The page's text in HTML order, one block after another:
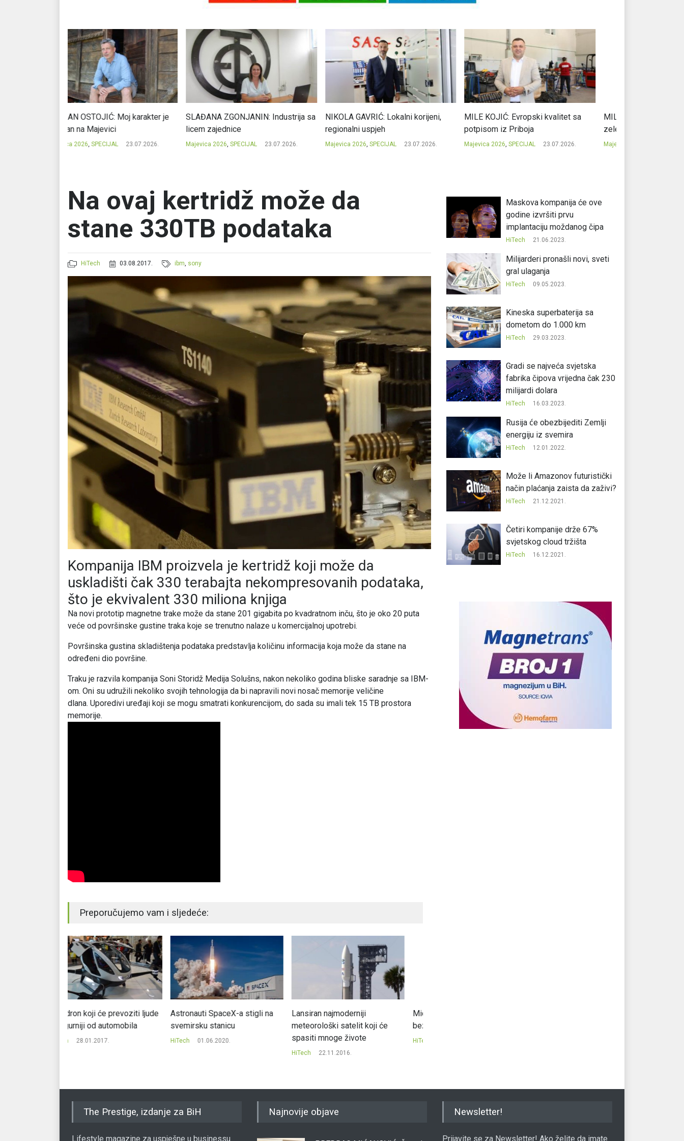
SLAĐANA ZGONJANIN: Industrija sa
licem zajednice
Majevica 2026,SPECIJAL 23.07.2026.
NIKOLA GAVRIĆ: Lokalni korijeni,
regionalni uspjeh
Majevica 2026,SPECIJAL 23.07.2026.
MILE KOJIĆ: Evropski kvalitet sa
potpisom iz Priboja
Majevica 2026,SPECIJAL 23.07.2026.
MILAN TODOROVIĆ: Zaštitnici
zelenog bogatstva planine
Majevica 2026,SPECIJAL 22.07.2026.
Na ovaj kertridž može da
stane 330TB podataka
HiTech 03.08.2017. ibm, sony
Kompanija IBM proizvela je kertridž koji može da
uskladišti čak 330 terabajta nekompresovanih podataka,
što je ekvivalent 330 miliona knjiga
Na novi prototip magnetne trake može da stane 201 gigabita po kvadratnom inču, što je oko 20 puta
veće od površinske gustine traka koje se trenutno nalaze u komercijalnoj upotrebi.
Površinska gustina skladištenja podataka predstavlja količinu informacija koja može da stane na
određeni dio površine.
Traku je razvila kompanija Soni Storidž Medija Solušns, nakon nekoliko godina bliske saradnje sa IBM-
om. Oni su udružili nekoliko svojih tehnologija da bi napravili novi nosač memorije veličine
dlana. Uporedivi uređaji koji se mogu smatrati konkurencijom, do sada su imali tek 15 TB prostora
memorije.
Preporučujemo vam i sljedeće:
Astronauti SpaceX-a stigli na
svemirsku stanicu
HiTech 01.06.2020.
Lansiran najmoderniji
meteorološki satelit koji će
spasiti mnoge živote
Microsoft najavljuje budućnost
bez lozinki
HiTech 22.12.2020.
Maskova kompanija će ove
godine izvršiti prvu
implantaciju moždanog čipa
HiTech 21.06.2023.
Milijarderi pronašli novi, sveti
gral ulaganja
HiTech 09.05.2023.
Kineska superbaterija sa
dometom do 1.000 km
HiTech 29.03.2023.
Gradi se najveća svjetska
fabrika čipova vrijedna čak 230
milijardi dolara
HiTech 16.03.2023.
Rusija će obezbijediti Zemlji
energiju iz svemira
HiTech 12.01.2022.
Može li Amazonov futuristički
način plaćanja zaista da zaživi?
HiTech 21.12.2021.
Četiri kompanije drže 67%
svjetskog cloud tržišta
HiTech 16.12.2021.
The Prestige, izdanje za BiH
Lifestyle magazine za uspješne u businessu
Najnovije objave Newsletter!
Prijavite se za Newsletter! Ako želite da imate